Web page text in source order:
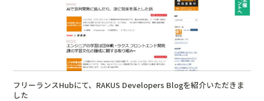
フリーランスHubにて、RAKUS Developers Blogを紹介いただきま
した